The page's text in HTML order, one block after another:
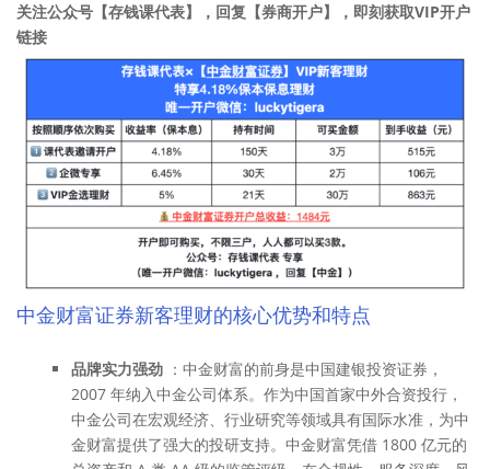
关注公众号【存钱课代表】，回复【券商开户】，即刻获取VIP开户
链接
中金财富证券新客理财的核心优势和特点
品牌实力强劲 ：中金财富的前身是中国建银投资证券，
2007 年纳入中金公司体系。作为中国首家中外合资投行，
中金公司在宏观经济、行业研究等领域具有国际水准，为中
金财富提供了强大的投研支持。中金财富凭借 1800 亿元的